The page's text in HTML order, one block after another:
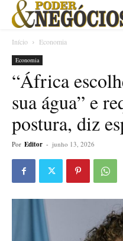
Início Economia
Economia
“África
sua água” e
postura, diz
Por Editor - junho 13, 2026